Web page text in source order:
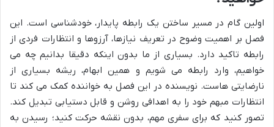
اولین گام در مسیر ساختن یک رابطه پایدار، خودشناسی است. این
فصل بر اهمیت وضوح در تعریف نیازها، آرزوها و انتظارات فردی از
رابطه تاکید دارد. بسیاری از ما بدون اینکه دقیقا بدانیم چه می
خواهیم، وارد رابطه می شویم و همین ابهام، ریشه بسیاری از
نارضایتی هاست. نویسنده در این فصل به خواننده کمک می کند تا
انتظارات مبهم خود را به اهدافی روشن و قابل دستیابی تبدیل کند.
تصور کنید که برای سفری مهم، بدون نقشه حرکت کنید؛ رسیدن به